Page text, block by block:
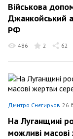
Військова
Джанкойський
РФ
486 2 62
Дмитро Снєгирьов 26
На Луганщині
можливі